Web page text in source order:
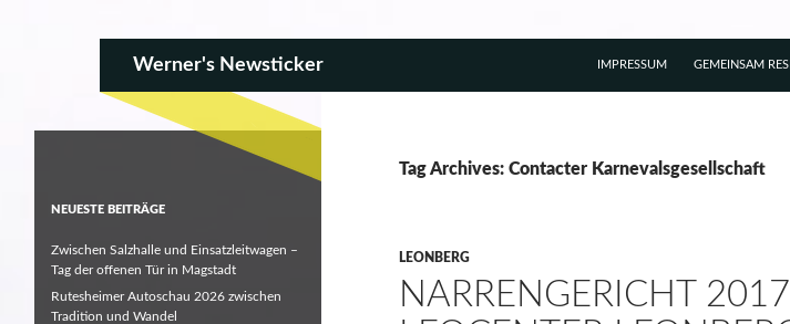
Werner's Newsticker GEMEINSAM
IMPRESSUM
Tag Archives: Contacter Karnevalsgesellschaft
LEONBERG
NARRENGERICHT
NEUESTE BEITRÄGE
Zwischen Salzhalle und Einsatzleitwagen –
Tag der offenen Tür in Magstadt
Rutesheimer Autoschau 2026 zwischen
Tradition und Wandel